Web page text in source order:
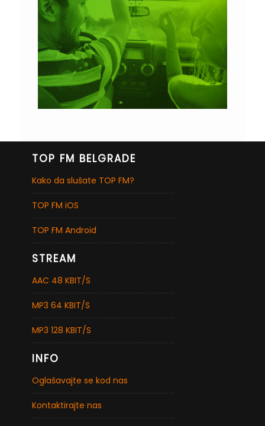
TOP FM BELGRADE
Kako da slušate TOP FM?
TOP FM iOS
TOP FM Android
STREAM
AAC 48 KBIT/S
MP3 64 KBIT/S
MP3 128 KBIT/S
INFO
Oglašavajte se kod nas
Kontaktirajte nas